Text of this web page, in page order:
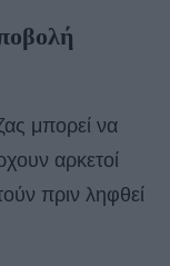
μπορεί να
αρκετοί
πριν ληφθεί